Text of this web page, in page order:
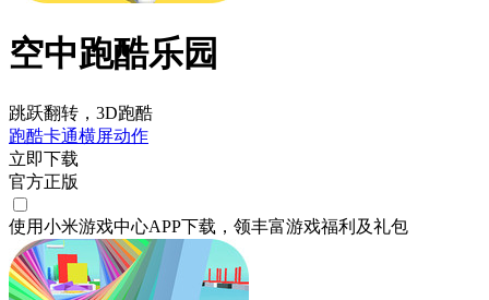
空中跑酷乐园
跳跃翻转，3D跑酷
跑酷卡通横屏动作
立即下载
官方正版
使用小米游戏中心APP下载 ，领丰富游戏福利 及礼包